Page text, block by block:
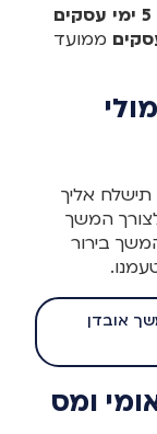
ממועד
תישלח אליך
המשך
בירור
אובדן
ומס